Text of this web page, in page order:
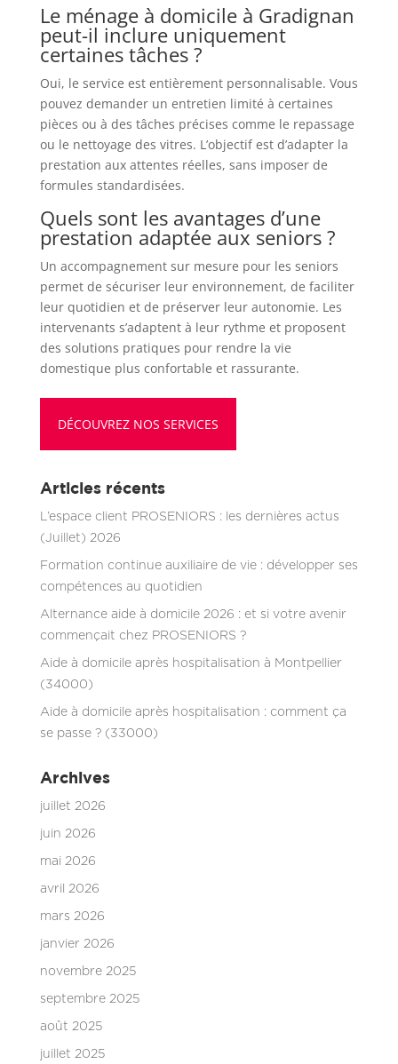
Le ménage à domicile à Gradignan
peut-il inclure uniquement
certaines tâches ?
Oui, le service est entièrement personnalisable. Vous
pouvez demander un entretien limité à certaines
pièces ou à des tâches précises comme le repassage
ou le nettoyage des vitres. L’objectif est d’adapter la
prestation aux attentes réelles, sans imposer de
formules standardisées.
Quels sont les avantages d’une
prestation adaptée aux seniors ?
Un accompagnement sur mesure pour les seniors
permet de sécuriser leur environnement, de faciliter
leur quotidien et de préserver leur autonomie. Les
intervenants s’adaptent à leur rythme et proposent
des solutions pratiques pour rendre la vie
domestique plus confortable et rassurante.
DÉCOUVREZ NOS SERVICES
Articles récents
L’espace client PROSENIORS : les dernières actus
(Juillet) 2026
Formation continue auxiliaire de vie : développer ses
compétences au quotidien
Alternance aide à domicile 2026 : et si votre avenir
commençait chez PROSENIORS ?
Aide à domicile après hospitalisation à Montpellier
(34000)
Aide à domicile après hospitalisation : comment ça
se passe ? (33000)
Archives
juillet 2026
juin 2026
mai 2026
avril 2026
mars 2026
janvier 2026
novembre 2025
septembre 2025
août 2025
juillet 2025